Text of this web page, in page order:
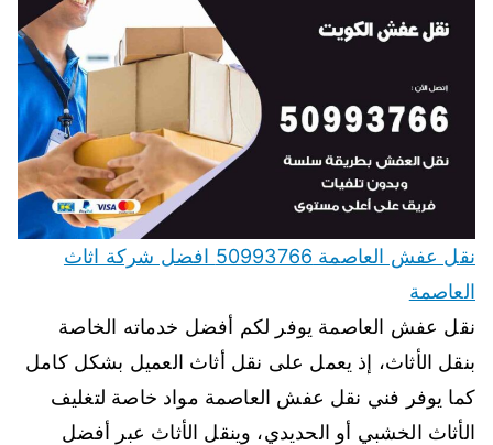
نقل عفش العاصمة 50993766 افضل شركة اثاث
العاصمة
نقل عفش العاصمة يوفر لكم أفضل خدماته الخاصة
بنقل الأثاث، إذ يعمل على نقل أثاث العميل بشكل كامل
كما يوفر فني نقل عفش العاصمة مواد خاصة لتغليف
الأثاث الخشبي أو الحديدي، وينقل الأثاث عبر أفضل